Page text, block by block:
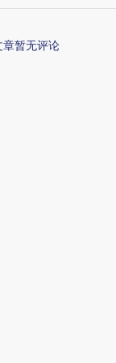
章暂无评论